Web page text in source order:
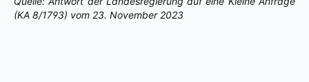
(KA 8/1793) vom 23. November 2023